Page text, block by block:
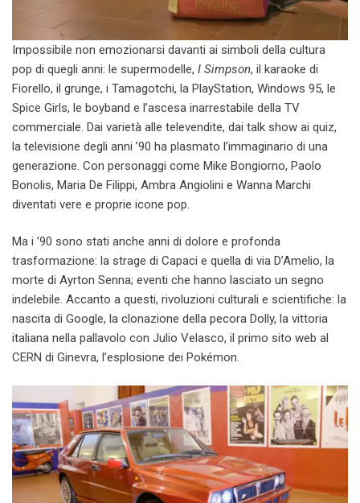
Impossibile non emozionarsi davanti ai simboli della cultura
pop di quegli anni: le supermodelle, I Simpson, il karaoke di
Fiorello, il grunge, i Tamagotchi, la PlayStation, Windows 95, le
Spice Girls, le boyband e l’ascesa inarrestabile della TV
commerciale. Dai varietà alle televendite, dai talk show ai quiz,
la televisione degli anni ’90 ha plasmato l’immaginario di una
generazione. Con personaggi come Mike Bongiorno, Paolo
Bonolis, Maria De Filippi, Ambra Angiolini e Wanna Marchi
diventati vere e proprie icone pop.
Ma i ’90 sono stati anche anni di dolore e profonda
trasformazione: la strage di Capaci e quella di via D’Amelio, la
morte di Ayrton Senna; eventi che hanno lasciato un segno
indelebile. Accanto a questi, rivoluzioni culturali e scientifiche: la
nascita di Google, la clonazione della pecora Dolly, la vittoria
italiana nella pallavolo con Julio Velasco, il primo sito web al
CERN di Ginevra, l’esplosione dei Pokémon.